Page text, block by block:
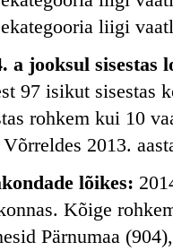
liigi
a jooksul sisestas
97 isikut sisestas
rohkem kui 10
2013.
lõikes:
Kõige
Pärnumaa